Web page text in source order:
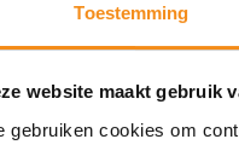
Toestemming
website maakt gebruik
gebruiken cookies om
kunnen
van de consument.